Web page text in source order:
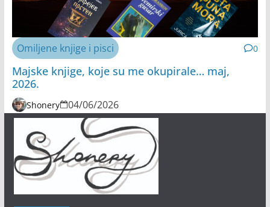
Omiljene knjige i pisci 0
Majske knjige, koje su me okupirale… maj,
2026.
Shonery 04/06/2026